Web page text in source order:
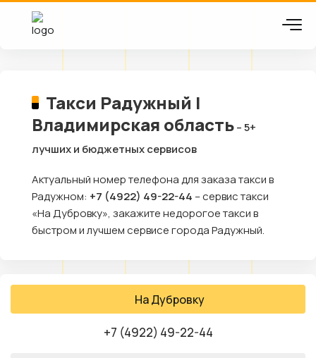
Такси Радужный |
Владимирская область– 5+
лучших и бюджетных сервисов
Актуальный номер телефона для заказа такси в
Радужном: +7 (4922) 49-22-44 – сервис такси
«На Дубровку», закажите недорогое такси в
быстром и лучшем сервисе города Радужный.
На Дубровку
+7 (4922) 49-22-44